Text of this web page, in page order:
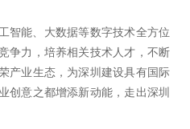
智能、大数据等数字技术全方位
争力，培养相关技术人才，不断
产业生态，为深圳建设具有国际
创意之都增添新动能，走出深圳